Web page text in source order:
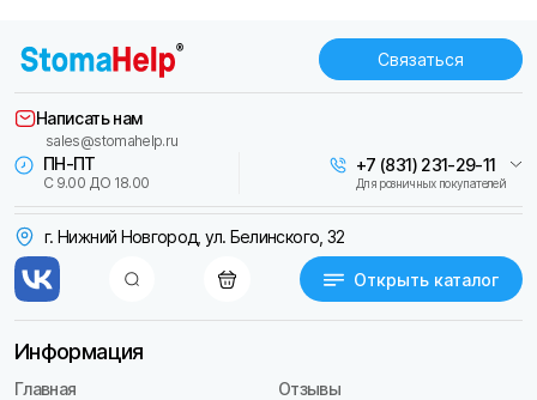
Связаться
г. Нижний Новгород, ул. Белинского, 32
Открыть каталог
ПН-ПТ
С 9.00 ДО 18.00
+7 (831) 231-29-11
Для розничных покупателей
Написать нам
sales@stomahelp.ru
Информация
Главная
Отзывы